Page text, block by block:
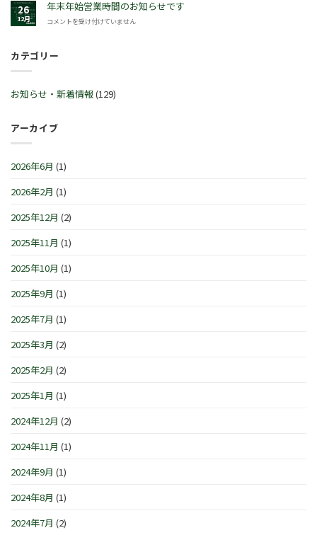
ラ
ビ
™
ブ
レ
ョ
IN
浜/
町』！！
は
ン
ル
21
～
1
(日)
は
2025
年
30
年
4
26
12月
年末年始営業時間のお知らせです
年
始
お
知
で
は
コメントを受け付けていません
カテゴリー
お知らせ・新着情報(129)
アーカイブ
2026年6月 (1)
2026年2月 (1)
2025年12月 (2)
2025年11月 (1)
2025年10月 (1)
2025年9月 (1)
2025年7月 (1)
2025年3月 (2)
2025年2月 (2)
2025年1月 (1)
2024年12月 (2)
2024年11月 (1)
2024年9月 (1)
2024年8月 (1)
2024年7月 (2)